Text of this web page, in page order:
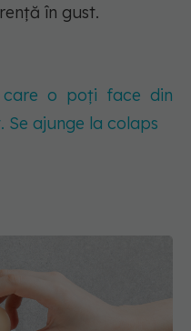
în gust.
o poți face din
ajunge la colaps